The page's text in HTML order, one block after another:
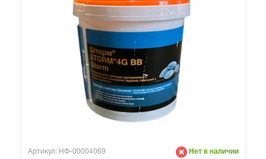
Артикул: НФ-00004069 Нет в наличии